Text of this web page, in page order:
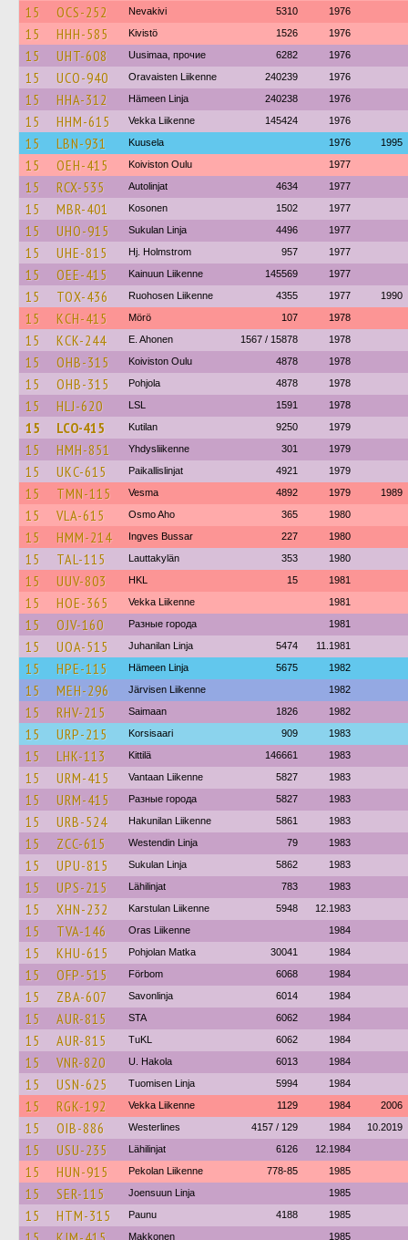
15 OCS-252 Nevakivi 5310 1976
15 HHH-585 Kivistö 1526 1976
15 UHT-608 Uusimaa, прочие 6282 1976
15 UCO-940 Oravaisten Liikenne 240239 1976
15 HHA-312 Hämeen Linja 240238 1976
15 HHM-615 Vekka Liikenne 145424 1976
15 LBN-931 Kuusela 1976 1995
15 OEH-415 Koiviston Oulu 1977
15 RCX-535 Autolinjat 4634 1977
15 MBR-401 Kosonen 1502 1977
15 UHO-915 Sukulan Linja 4496 1977
15 UHE-815 Hj. Holmstrom 957 1977
15 OEE-415 Kainuun Liikenne 145569 1977
15 TOX-436 Ruohosen Liikenne 4355 1977 1990
15 KCH-415 Mörö 107 1978
15 KCK-244 E. Ahonen 1567 / 15878 1978
15 OHB-315 Koiviston Oulu 4878 1978
15 OHB-315 Pohjola 4878 1978
15 HLJ-620 LSL 1591 1978
15 LCO-415 Kutilan 9250 1979
15 HMH-851 Yhdysliikenne 301 1979
15 UKC-615 Paikallislinjat 4921 1979
15 TMN-115 Vesma 4892 1979 1989
15 VLA-615 Osmo Aho 365 1980
15 HMM-214 Ingves Bussar 227 1980
15 TAL-115 Lauttakylän 353 1980
15 UUV-803 HKL 15 1981
15 HOE-365 Vekka Liikenne 1981
15 OJV-160 Разные города 1981
15 UOA-515 Juhanilan Linja 5474 11.1981
15 HPE-115 Hämeen Linja 5675 1982
15 MEH-296 Järvisen Liikenne 1982
15 RHV-215 Saimaan 1826 1982
15 URP-215 Korsisaari 909 1983
15 LHK-113 Kittilä 146661 1983
15 URM-415 Vantaan Liikenne 5827 1983
15 URM-415 Разные города 5827 1983
15 URB-524 Hakunilan Liikenne 5861 1983
15 ZCC-615 Westendin Linja 79 1983
15 UPU-815 Sukulan Linja 5862 1983
15 UPS-215 Lähilinjat 783 1983
15 XHN-232 Karstulan Liikenne 5948 12.1983
15 TVA-146 Oras Liikenne 1984
15 KHU-615 Pohjolan Matka 30041 1984
15 OFP-515 Förbom 6068 1984
15 ZBA-607 Savonlinja 6014 1984
15 AUR-815 STA 6062 1984
15 AUR-815 TuKL 6062 1984
15 VNR-820 U. Hakola 6013 1984
15 USN-625 Tuomisen Linja 5994 1984
15 RGK-192 Vekka Liikenne 1129 1984 2006
15 OIB-886 Westerlines 4157 / 129 1984 10.2019
15 USU-235 Lähilinjat 6126 12.1984
15 HUN-915 Pekolan Liikenne 778-85 1985
15 SER-115 Joensuun Linja 1985
15 HTM-315 Paunu 4188 1985
Makkonen 1985